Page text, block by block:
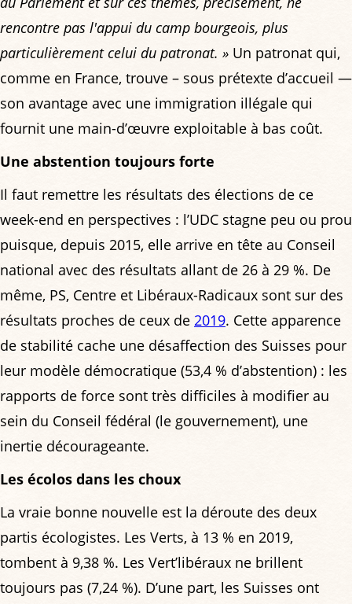
rencontre pas l'appui du camp bourgeois, plus
particulièrement celui du patronat. » Un patronat qui,
comme en France, trouve – sous prétexte d’accueil —
son avantage avec une immigration illégale qui
fournit une main-d’œuvre exploitable à bas coût.
Une abstention toujours forte
Il faut remettre les résultats des élections de ce
week-end en perspectives : l’UDC stagne peu ou prou
puisque, depuis 2015, elle arrive en tête au Conseil
national avec des résultats allant de 26 à 29 %. De
même, PS, Centre et Libéraux-Radicaux sont sur des
résultats proches de ceux de 2019. Cette apparence
de stabilité cache une désaffection des Suisses pour
leur modèle démocratique (53,4 % d’abstention) : les
rapports de force sont très difficiles à modifier au
sein du Conseil fédéral (le gouvernement), une
inertie décourageante.
Les écolos dans les choux
La vraie bonne nouvelle est la déroute des deux
partis écologistes. Les Verts, à 13 % en 2019,
tombent à 9,38 %. Les Vert’libéraux ne brillent
toujours pas (7,24 %). D’une part, les Suisses ont